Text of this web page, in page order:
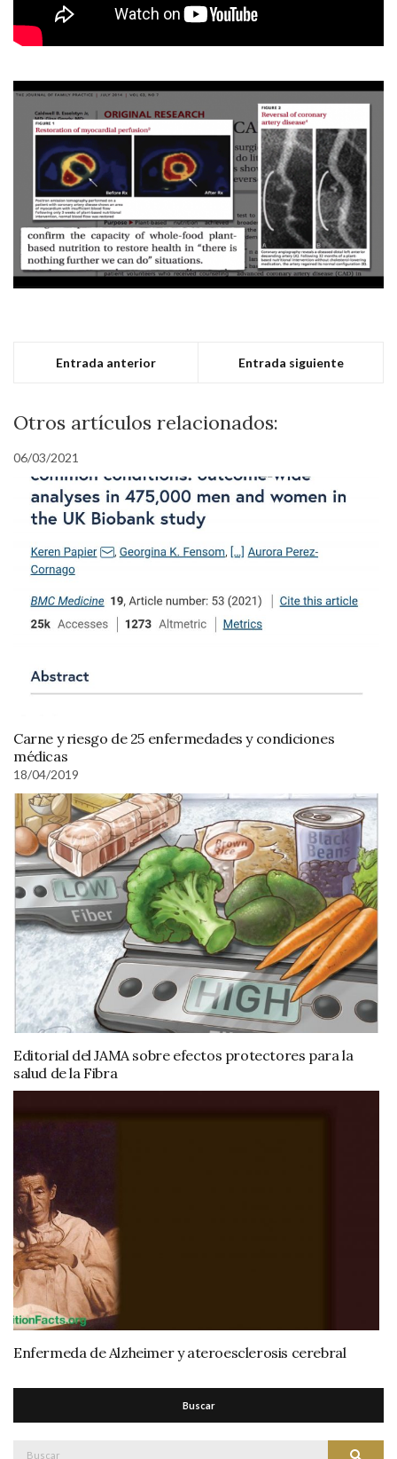
Entrada anterior Entrada siguiente
Otros artículos relacionados:
06/03/2021
Carne y riesgo de 25 enfermedades y condiciones
médicas
18/04/2019
Editorial del JAMA sobre efectos protectores para la
salud de la Fibra
Enfermeda de Alzheimer y ateroesclerosis cerebral
Buscar
Buscar